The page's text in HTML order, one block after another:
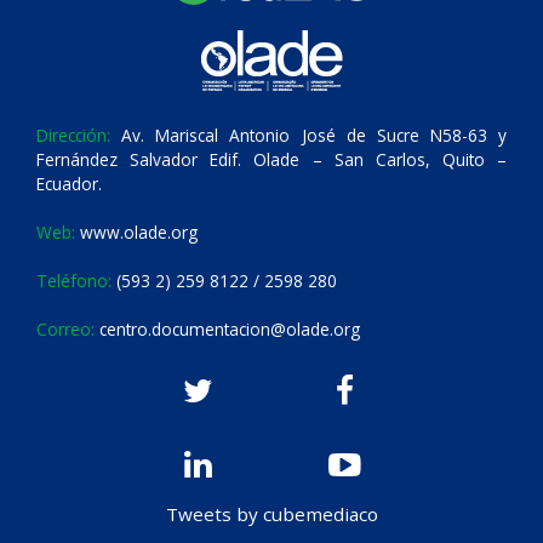
Dirección: Av. Mariscal Antonio José de Sucre N58-63 y
Fernández Salvador Edif. Olade – San Carlos, Quito –
Ecuador.
Web: www.olade.org
Teléfono: (593 2) 259 8122 / 2598 280
Correo: centro.documentacion@olade.org
Tweets by cubemediaco